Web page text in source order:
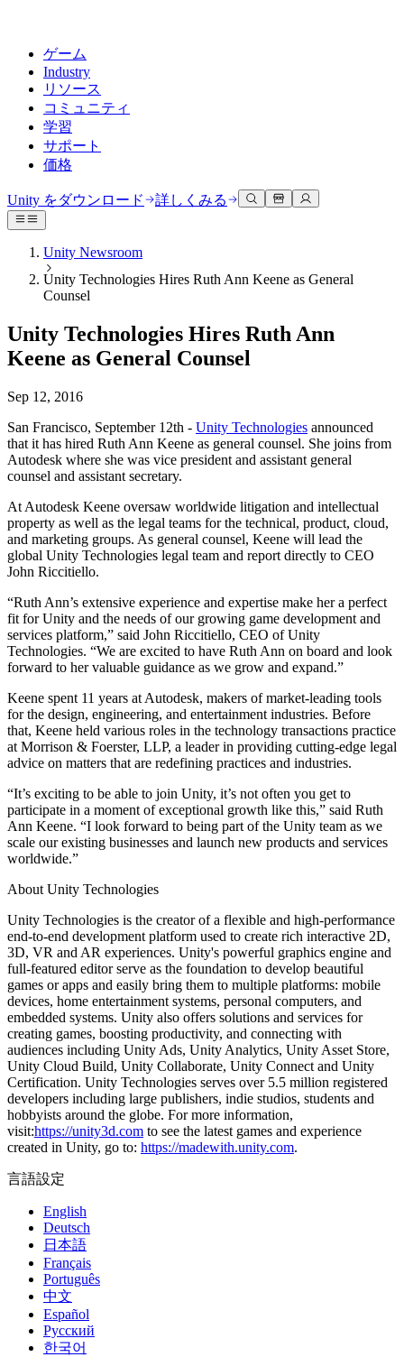
ゲーム
Industry
リソース
コミュニティ
学習
サポート
価格
Unityエンジン
任意のプラットフォーム向けに2Dおよび3Dゲームを構築
共同作業
Unity をダウンロード
プランと価格
マルチプラットフォーム
Unity がサポートする 25 以上のプラットフォームを見る
LiveOps
ローンチ後のインサイトとライブゲームオペレーション
成長
詳しく見る
発見され、モバイルユーザーを獲得する
アプリ内課金
ストアとD2C全体でIAPを管理
プレイヤーを適切なゲームに接続する
Unity で宣伝
Unity で収益化
活用事例
Unity でモバイル向けヒット作を制作して成長させる
インディーゲーム
少人数のチームで大規模なゲームを開発する
XR ゲーム
XR ゲームを複数プラットフォーム向けにローンチする
マルチプレイヤーゲーム
マルチプレイヤーゲーム制作を簡素化
3Dコラボレーション
リアルタイムで3Dプロジェクトを構築およびレビューする
没入型トレーニング
顧客体験
インタラクティブな3D体験を作成する
製造業
運用の卓越性を達成する
店内体験をオンライン体験に変換する
自動車
イノベーションと車内体験を促進する
ドキュメント
公式ユーザーマニュアルとAPIリファレンス
開発者ツール
リリースバージョンと問題追跡
ロードマップ
用語集
技術用語のライブラリ
インサイト
ケーススタディ
実際の成功事例
ベストプラクティスガイド
専門家のヒントとコツ
デモ
デモ、サンプル、ビルディングブロック
すべてのリソース
新機能
ブログ
更新情報、情報、技術的ヒント
ニュース、ストーリー、プレスセンター
ディスカッション
議論、問題解決、つながる
イベント
グローバルおよびローカルイベント
コミュニティストーリー
Unityクリエイターの紹介
ライブストリーム
開発者、クリエイター、インサイダーに参加する
世界中のUnityクリエイターを祝う
Unity Learn
無料でUnityスキルをマスターする
プロフェッショナルトレーニング
Unityトレーナーでチームをレベルアップ
Unity初心者向け
スタートガイド
Unityエッセンシャルパスウェイ
Unity は初めてですか？旅を始めましょう
ハウツーガイド
実用的なヒントとベストプラクティス
教育
学生向け
キャリアをスタートさせる
教育者向け
教育を大幅に強化
Unityの力をあなたの機関に持ち込む
認定教材
Unityのマスタリーを証明する
ヘルプを得る
Unityで成功するためのサポート
Success Plan
専門的なサポートで目標を早く達成する
FAQ
よくある質問への回答
お問い合わせ
私たちのチームに連絡する
Unity をダウンロード 詳しくみる
Unity Newsroom
Unity Technologies Hires Ruth Ann Keene as General
Counsel
Unity Technologies Hires Ruth Ann
Keene as General Counsel
Sep 12, 2016
San Francisco, September 12th - Unity Technologies announced
that it has hired Ruth Ann Keene as general counsel. She joins from
Autodesk where she was vice president and assistant general
counsel and assistant secretary.
At Autodesk Keene oversaw worldwide litigation and intellectual
property as well as the legal teams for the technical, product, cloud,
and marketing groups. As general counsel, Keene will lead the
global Unity Technologies legal team and report directly to CEO
John Riccitiello.
“Ruth Ann’s extensive experience and expertise make her a perfect
fit for Unity and the needs of our growing game development and
services platform,” said John Riccitiello, CEO of Unity
Technologies. “We are excited to have Ruth Ann on board and look
forward to her valuable guidance as we grow and expand.”
Keene spent 11 years at Autodesk, makers of market-leading tools
for the design, engineering, and entertainment industries. Before
that, Keene held various roles in the technology transactions practice
at Morrison & Foerster, LLP, a leader in providing cutting-edge legal
advice on matters that are redefining practices and industries.
“It’s exciting to be able to join Unity, it’s not often you get to
participate in a moment of exceptional growth like this,” said Ruth
Ann Keene. “I look forward to being part of the Unity team as we
scale our existing businesses and launch new products and services
worldwide.”
About Unity Technologies
Unity Technologies is the creator of a flexible and high-performance
end-to-end development platform used to create rich interactive 2D,
3D, VR and AR experiences. Unity's powerful graphics engine and
full-featured editor serve as the foundation to develop beautiful
games or apps and easily bring them to multiple platforms: mobile
devices, home entertainment systems, personal computers, and
embedded systems. Unity also offers solutions and services for
creating games, boosting productivity, and connecting with
audiences including Unity Ads, Unity Analytics, Unity Asset Store,
Unity Cloud Build, Unity Collaborate, Unity Connect and Unity
Certification. Unity Technologies serves over 5.5 million registered
developers including large publishers, indie studios, students and
hobbyists around the globe. For more information,
visit:https://unity3d.com to see the latest games and experience
created in Unity, go to: https://madewith.unity.com.
言語設定
English
Deutsch
日本語
Français
Português
中文
Español
Русский
한국어